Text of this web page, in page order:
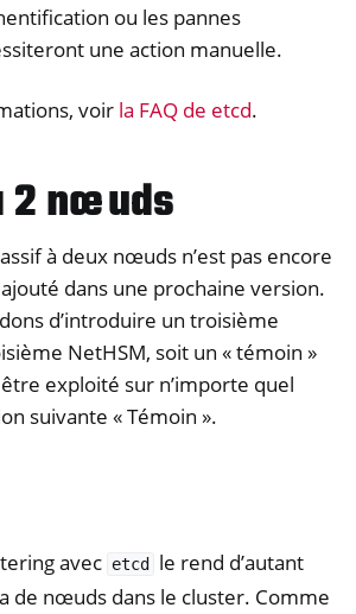
ou les pannes
une action manuelle.
voir la FAQ de etcd.
2 nœuds
à deux nœuds n’est pas encore
dans une prochaine version.
d’introduire un troisième
NetHSM, soit un « témoin »
exploité sur n’importe quel
suivante « Témoin ».
avec etcd
le rend d’autant
de nœuds dans le cluster. Comme